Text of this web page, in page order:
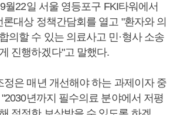
월22일 서울 영등포구 FKI타워에서
대상 정책간담회를 열고 "환자와 의
의할 수 있는 의료사고 민·형사 소송
진행하겠다"고 말했다.
정은 매년 개선해야 하는 과제이자 중
년까지 필수의료 분야에서 저평